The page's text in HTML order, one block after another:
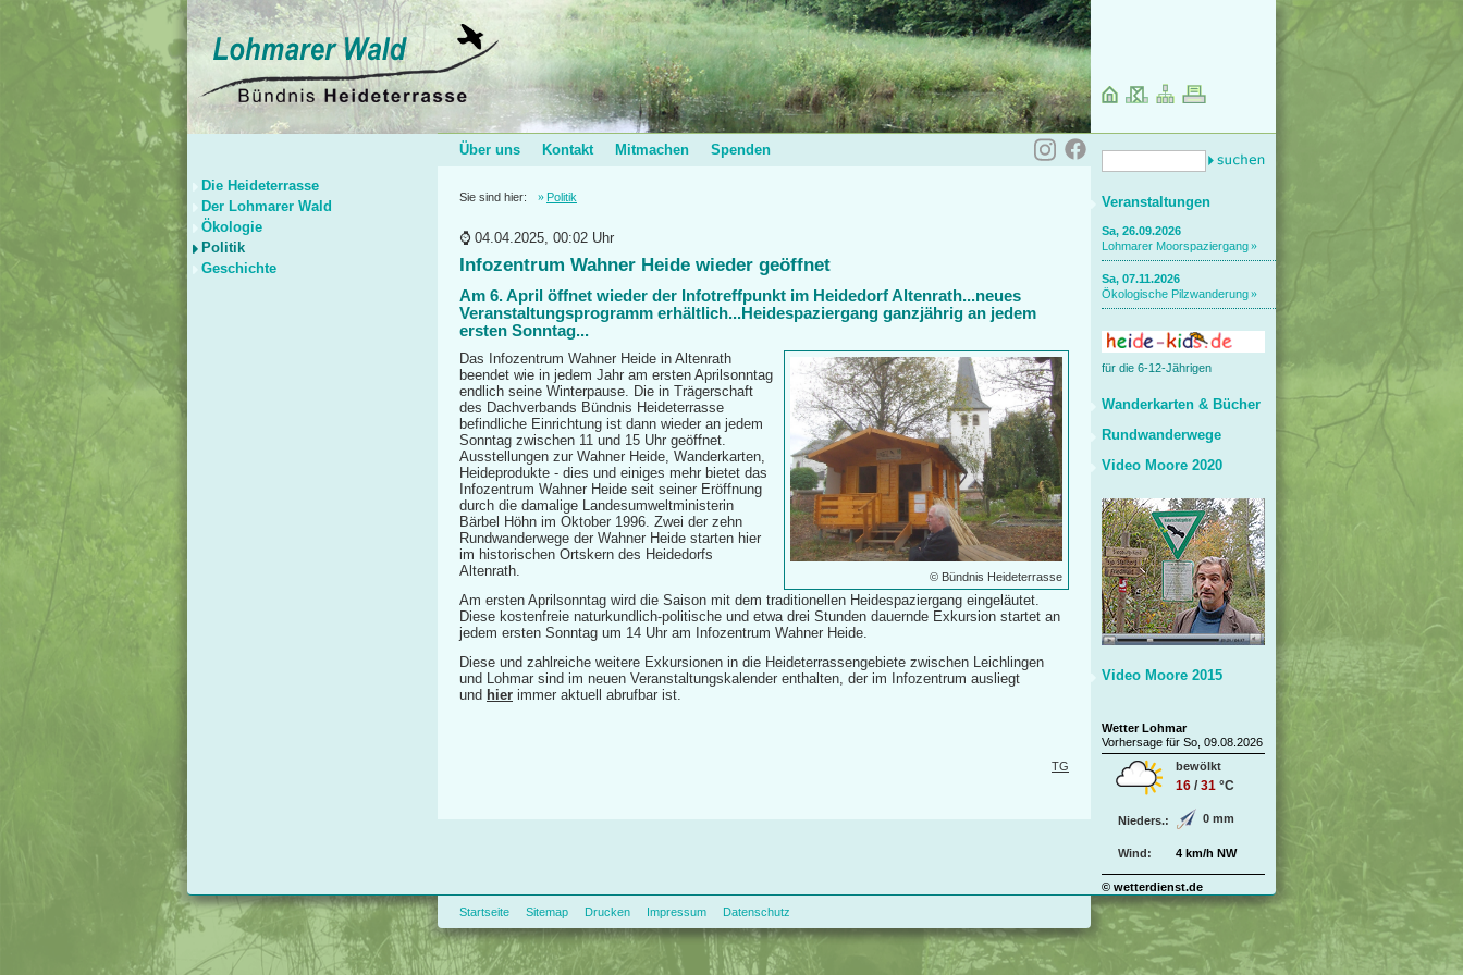
Die Heideterrasse
Der Lohmarer Wald
Ökologie
Politik
Geschichte
Über uns Kontakt Mitmachen Spenden
Sie sind hier: Politik
04.04.2025, 00:02 Uhr
Infozentrum Wahner Heide wieder geöffnet
Am 6. April öffnet wieder der Infotreffpunkt im Heidedorf Altenrath...neues
Veranstaltungsprogramm erhältlich...Heidespaziergang ganzjährig an jedem
ersten Sonntag...
© Bündnis Heideterrasse
Das Infozentrum Wahner Heide in Altenrath
beendet wie in jedem Jahr am ersten Aprilsonntag
endlich seine Winterpause. Die in Trägerschaft
des Dachverbands Bündnis Heideterrasse
befindliche Einrichtung ist dann wieder an jedem
Sonntag zwischen 11 und 15 Uhr geöffnet.
Ausstellungen zur Wahner Heide, Wanderkarten,
Heideprodukte - dies und einiges mehr bietet das
Infozentrum Wahner Heide seit seiner Eröffnung
durch die damalige Landesumweltministerin
Bärbel Höhn im Oktober 1996. Zwei der zehn
Rundwanderwege der Wahner Heide starten hier
im historischen Ortskern des Heidedorfs
Altenrath.
Am ersten Aprilsonntag wird die Saison mit dem traditionellen Heidespaziergang eingeläutet.
Diese kostenfreie naturkundlich-politische und etwa drei Stunden dauernde Exkursion startet an
jedem ersten Sonntag um 14 Uhr am Infozentrum Wahner Heide.
Diese und zahlreiche weitere Exkursionen in die Heideterrassengebiete zwischen Leichlingen
und Lohmar sind im neuen Veranstaltungskalender enthalten, der im Infozentrum ausliegt
und hier immer aktuell abrufbar ist.
TG
Veranstaltungen
Sa, 26.09.2026
Lohmarer Moorspaziergang
Sa, 07.11.2026
Ökologische Pilzwanderung
für die 6-12-Jährigen
Wanderkarten & Bücher
Rundwanderwege
Video Moore 2020
Video Moore 2015
Wetter Lohmar
Vorhersage für So, 09.08.2026
bewölkt
16 /31 °C
Nieders.: 0 mm
Wind: 4 km/h NW
© wetterdienst.de
Startseite
Sitemap Drucken Impressum Datenschutz